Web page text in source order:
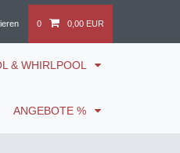
0 0,00 EUR
& WHIRLPOOL
ANGEBOTE %